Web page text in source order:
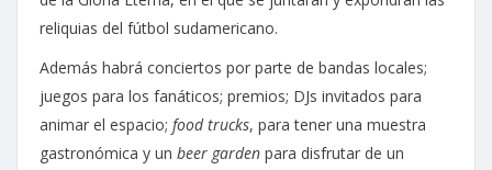
reliquias del fútbol sudamericano.
Además habrá conciertos por parte de bandas locales;
juegos para los fanáticos; premios; DJs invitados para
animar el espacio; food trucks, para tener una muestra
gastronómica y un beer garden para disfrutar de un